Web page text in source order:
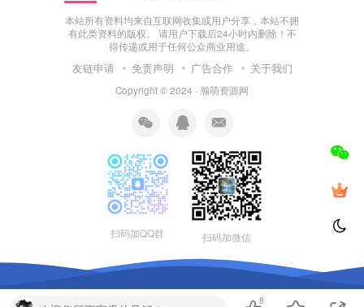
本站所有资料均来自互联网收集或用户分享，本站不拥
有此类资料的版权。 请用户下载后24小时内删除！不
得传递或用于任何公众商业用途。
友链申请 免责声明 广告合作 关于我们
Copyright © 2024 · 瀚萌资源网
扫码加QQ群 扫码加微信
8